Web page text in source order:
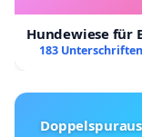
Hundewiese für
183 Unterschriften